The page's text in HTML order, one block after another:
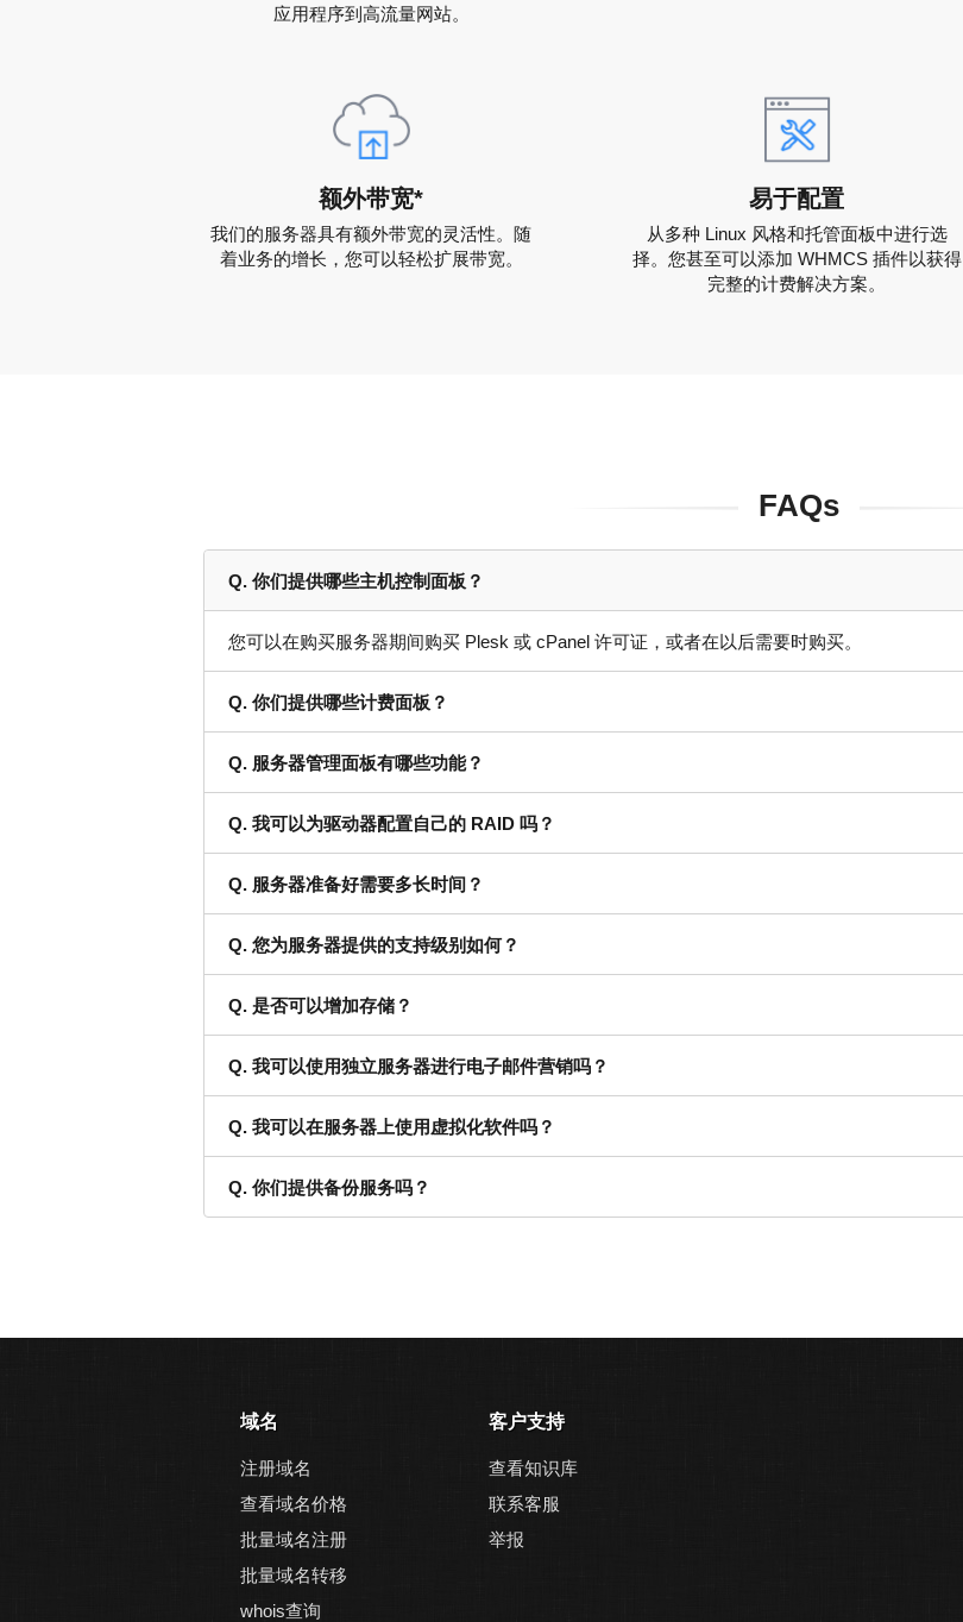
应用程序到高流量网站。
额外带宽*
我们的服务器具有额外带宽的灵活性。随
着业务的增长，您可以轻松扩展带宽。
易于配置
从多种 Linux 风格和托管面板中进行选
择。您甚至可以添加 WHMCS 插件以获得
完整的计费解决方案。
FAQs
Q. 你们提供哪些主机控制面板？
您可以在购买服务器期间购买 Plesk 或 cPanel 许可证，或者在以后需要时购买。
Q. 你们提供哪些计费面板？
Q. 服务器管理面板有哪些功能？
Q. 我可以为驱动器配置自己的 RAID 吗？
Q. 服务器准备好需要多长时间？
Q. 您为服务器提供的支持级别如何？
Q. 是否可以增加存储？
Q. 我可以使用独立服务器进行电子邮件营销吗？
Q. 我可以在服务器上使用虚拟化软件吗？
Q. 你们提供备份服务吗？
域名
注册域名
查看域名价格
批量域名注册
批量域名转移
whois查询
客户支持
查看知识库
联系客服
举报